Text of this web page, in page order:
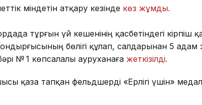
міндетін атқару кезінде көз жұмды.
тұрғын үй кешенінің қасбетіндегі кірпіш
бөлігі құлап, салдарынан 5 адам
№ 1 көпсалалы ауруханаға жеткізілді.
қаза тапқан фельдшерді «Ерлігі үшін»